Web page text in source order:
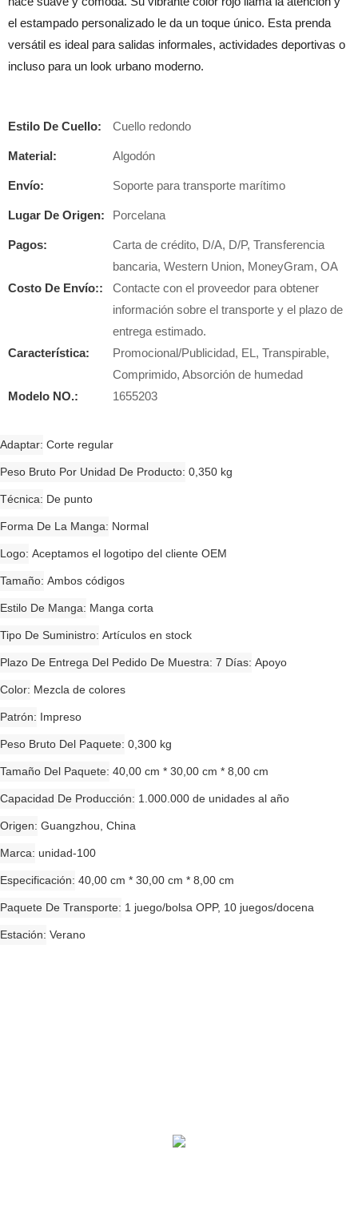
el estampado personalizado le da un toque único. Esta prenda
versátil es ideal para salidas informales, actividades deportivas o
incluso para un look urbano moderno.
Estilo De Cuello: Cuello redondo
Material: Algodón
Envío: Soporte para transporte marítimo
Lugar De Origen: Porcelana
Pagos:
Carta de crédito, D/A, D/P, Transferencia
bancaria, Western Union, MoneyGram, OA
Costo De Envío::
Contacte con el proveedor para obtener
información sobre el transporte y el plazo de
entrega estimado.
Característica:
Promocional/Publicidad, EL, Transpirable,
Comprimido, Absorción de humedad
Modelo NO.:
1655203
Adaptar Corte regular
Peso Bruto Por Unidad De Producto 0,350 kg
Técnica De punto
Forma De La Manga Normal
Logo Aceptamos el logotipo del cliente OEM
Tamaño Ambos códigos
Estilo De Manga Manga corta
Tipo De Suministro Artículos en stock
Plazo De Entrega Del Pedido De Muestra: 7 Días Apoyo
Color Mezcla de colores
Patrón Impreso
Peso Bruto Del Paquete 0,300 kg
Tamaño Del Paquete 40,00 cm * 30,00 cm * 8,00 cm
Capacidad De Producción 1.000.000 de unidades al año
Origen Guangzhou, China
Marca unidad-100
Especificación 40,00 cm * 30,00 cm * 8,00 cm
Paquete De Transporte 1 juego/bolsa OPP, 10 juegos/docena
Estación Verano